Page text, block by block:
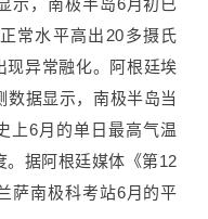
常水平高出20多摄氏
现异常融化。阿根廷埃
据显示， 南极半岛当
上6月的单日最高气温
。据阿根廷媒体《第12
萨南极科考站6月的平